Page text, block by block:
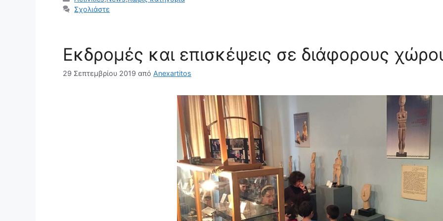
Σχολιάστε
Εκδρομές και επισκέψεις σε διάφορους
29 Σεπτεμβρίου 2019 από Anexartitos